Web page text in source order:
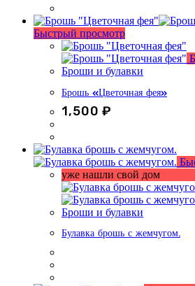
Быстрый просмотр
Броши и булавки
Брошь «Цветочная фея»
1,500₽
уже нашли свой дом
Броши и булавки
Булавка брошь с жемчугом.